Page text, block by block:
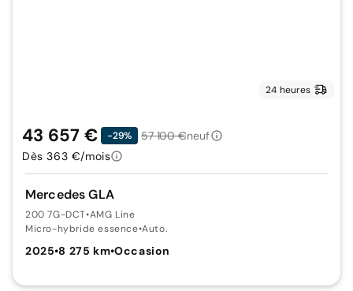
24 heures
Mercedes GLA
200 7G-DCT•AMG Line
Micro-hybride essence•Auto.
2025•8 275 km•Occasion
43 657 € -29% 57 100 €neuf
Dès 363 €/mois